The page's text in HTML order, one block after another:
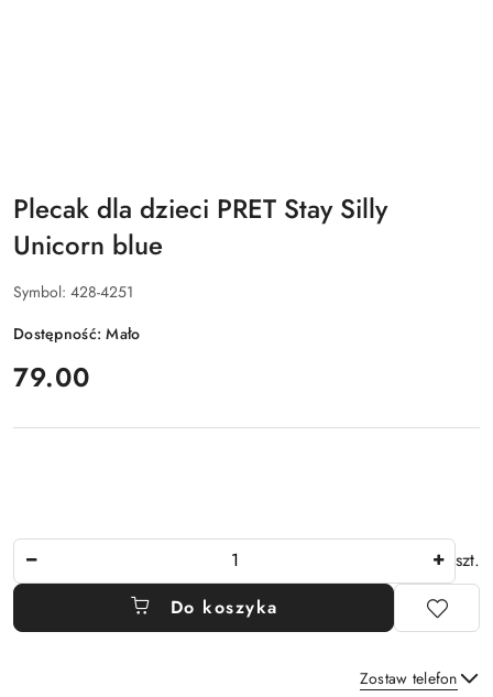
Plecak dla dzieci PRET Stay Silly
Unicorn blue
Symbol: 428-4251
Dostępność:Mało
cena:
79.00
szt.
Do koszyka
Zostaw telefon